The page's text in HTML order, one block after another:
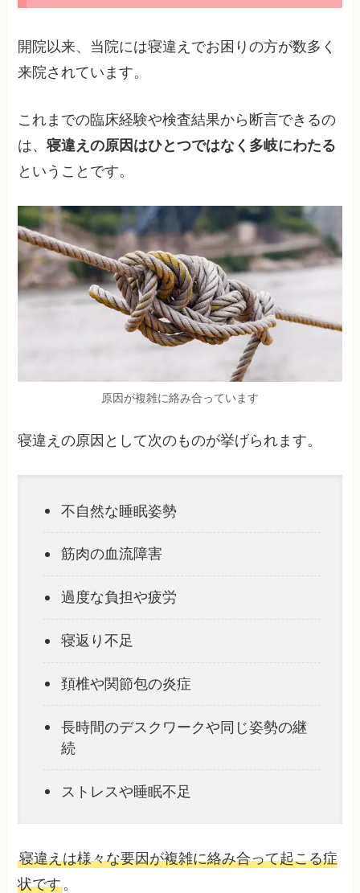
開院以来、当院には寝違えでお困りの方が数多く
来院されています。
これまでの臨床経験や検査結果から断言できるの
は、寝違えの原因はひとつではなく多岐にわたる
ということです。
原因が複雑に絡み合っています
寝違えの原因として次のものが挙げられます。
不自然な睡眠姿勢
筋肉の血流障害
過度な負担や疲労
寝返り不足
頚椎や関節包の炎症
長時間のデスクワークや同じ姿勢の継
続
ストレスや睡眠不足
寝違えは様々な要因が複雑に絡み合って起こる症
状です。